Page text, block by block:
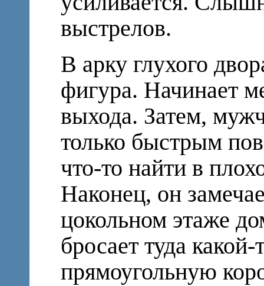
выстрелов.
В арку глухого
фигура. Начинает
выхода. Затем,
только быстрым
что-то найти в
Наконец, он
цокольном этаже
бросает туда
прямоугольную